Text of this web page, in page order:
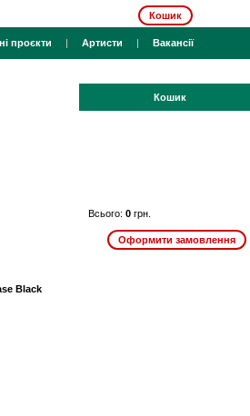
Кошик
проєкти | Артисти | Вакансії
Кошик
Всього: 0 грн.
Black